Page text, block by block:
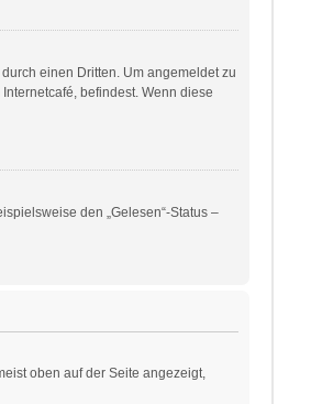
einen Dritten. Um angemeldet zu
befindest. Wenn diese
den „Gelesen“-Status –
oben auf der Seite angezeigt,